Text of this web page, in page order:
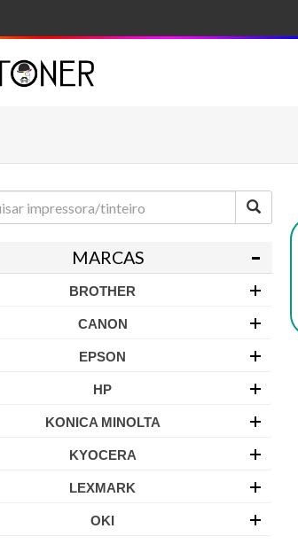
MARCAS
BROTHER
CANON
EPSON
HP
KONICA MINOLTA
KYOCERA
LEXMARK
OKI